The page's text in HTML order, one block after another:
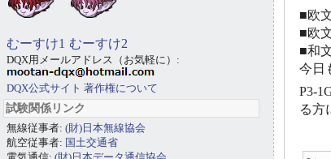
■欧
■欧
■和
今日
P3-
る方
むーすけ1 むーすけ2
DQX用メールアドレス（お気軽に）:
DQX公式サイト 著作権について
試験関係リンク
無線従事者: (財)日本無線協会
航空従事者: 国土交通省